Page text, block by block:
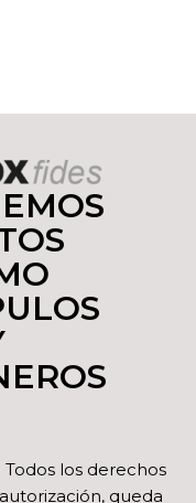
los derechos
queda